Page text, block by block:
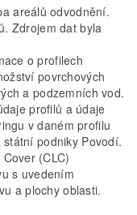
areálů odvodnění.
Zdrojem dat byla
o profilech
povrchových
a podzemních vod.
profilů a údaje
v daném profilu
podniky Povodí.
(CLC)
s uvedením
a plochy oblasti.